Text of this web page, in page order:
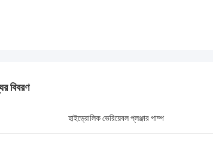
বিবরণ
হাইড্রোলিক ভেরিয়েবল প্লঞ্জার পাম্প